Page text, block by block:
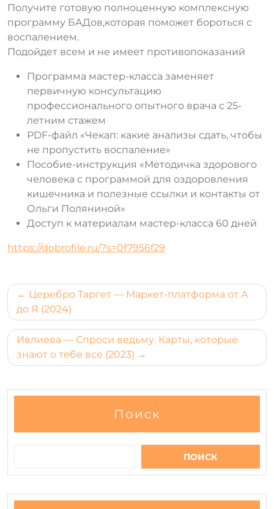
Получите готовую полноценную комплексную
программу БАДов,которая поможет бороться с
воспалением.
Подойдет всем и не имеет противопоказаний
Программа мастер-класса заменяет
первичную консультацию
профессионального опытного врача с 25-
летним стажем
PDF-файл «Чекап: какие анализы сдать, чтобы
не пропустить воспаление»
Пособие-инструкция «Методичка здорового
человека с программой для оздоровления
кишечника и полезные ссылки и контакты от
Ольги Поляниной»
Доступ к материалам мастер-класса 60 дней
https://dobrofile.ru/?s=0f7956f29
Навигация
по
записям
Церебро Таргет — Маркет-платформа от А
до Я (2024)
Ивлиева — Спроси ведьму. Карты, которые
знают о тебе все (2023)
Поиск
ПОИСК